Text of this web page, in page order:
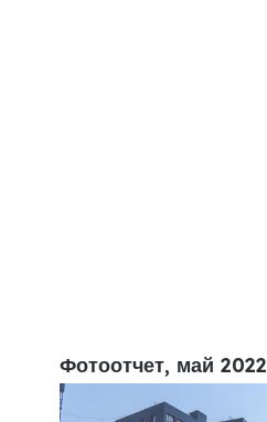
Фотоотчет, май 2022